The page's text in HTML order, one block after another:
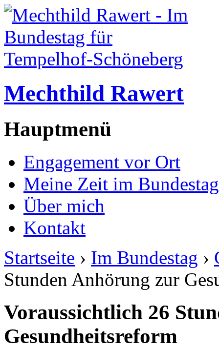
Mechthild Rawert
Hauptmenü
Engagement vor Ort
Meine Zeit im Bundestag
Über mich
Kontakt
Startseite › Im Bundestag ›
Stunden Anhörung zur
Voraussichtlich 26
Gesundheitsreform